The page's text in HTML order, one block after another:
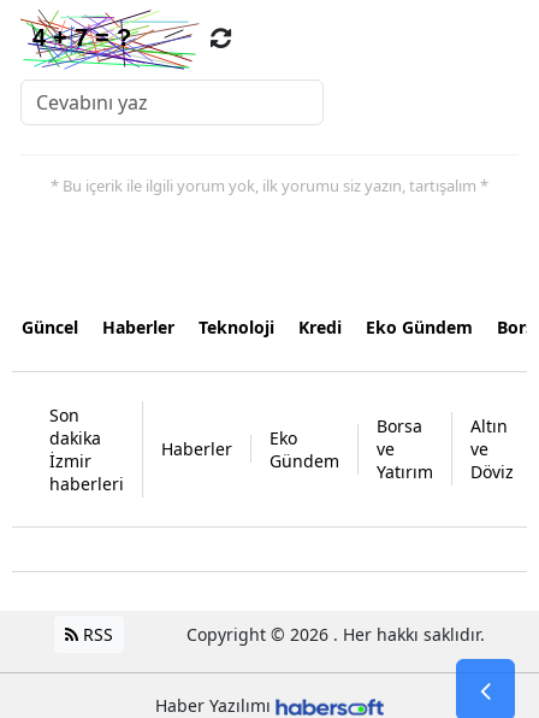
* Bu içerik ile ilgili yorum yok, ilk yorumu siz yazın, tartışalım *
Güncel Haberler Teknoloji Kredi Eko Gündem
Son
dakika
İzmir
haberleri
Haberler
Eko
Gündem
Borsa
ve
Yatırım
Altın
ve
Döviz
RSS Copyright © 2026 . Her hakkı saklıdır.
Haber Yazılımı